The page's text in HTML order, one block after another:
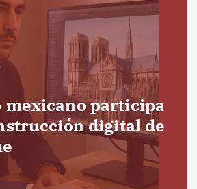
participa
digital de